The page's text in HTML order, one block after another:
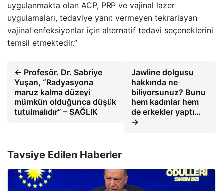
uygulanmakta olan ACP, PRP ve vajinal lazer
uygulamaları, tedaviye yanıt vermeyen tekrarlayan
vajinal enfeksiyonlar için alternatif tedavi seçeneklerini
temsil etmektedir.”
← Profesör. Dr. Sabriye
Yuşan, “Radyasyona
maruz kalma düzeyi
mümkün olduğunca düşük
tutulmalıdır” – SAĞLIK
Jawline dolgusu
hakkında ne
biliyorsunuz? Bunu
hem kadınlar hem
de erkekler yaptı…
→
Tavsiye Edilen Haberler